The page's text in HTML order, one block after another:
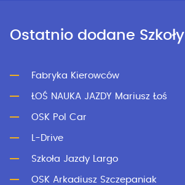
Ostatnio dodane Szkoły
Fabryka Kierowców
ŁOŚ NAUKA JAZDY Mariusz Łoś
OSK Pol Car
L-Drive
Szkoła Jazdy Largo
OSK Arkadiusz Szczepaniak